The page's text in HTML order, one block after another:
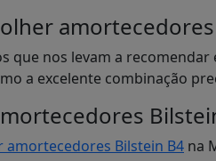
que nos levam a
a excelente combinação
amortecedores Bilstein B4 na